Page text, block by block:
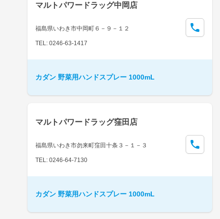
マルトパワードラッグ中岡店
福島県いわき市中岡町６－９－１２
TEL: 0246-63-1417
カダン 野菜用ハンドスプレー 1000mL
マルトパワードラッグ窪田店
福島県いわき市勿来町窪田十条３－１－３
TEL: 0246-64-7130
カダン 野菜用ハンドスプレー 1000mL